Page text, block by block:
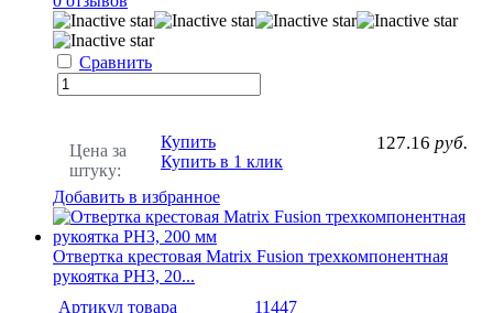
Сравнить
Цена за
штуку:
127.16 руб.
Купить
Купить в 1 клик
Добавить в избранное
Отвертка крестовая Matrix Fusion трехкомпонентная
рукоятка PH3, 20...
Артикул товара
11447